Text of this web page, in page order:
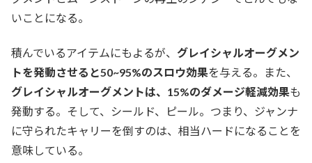
いことになる。
積んでいるアイテムにもよるが、 グレイシャルオーグメン
トを発動させると50~95%のスロウ効果を与える。また、
グレイシャルオーグメントは、15%のダメージ軽減効果も
発動する。そして、シールド、ピール。つまり、ジャンナ
に守られたキャリーを倒すのは、相当ハードになることを
意味している。